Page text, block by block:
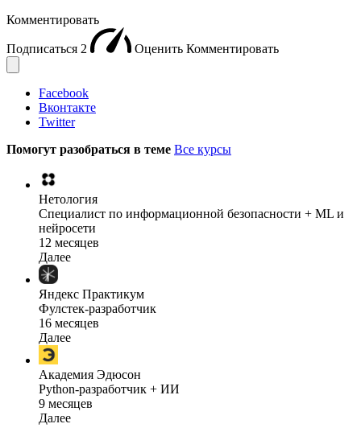
Комментировать
Подписаться 2 Оценить Комментировать
Facebook
Вконтакте
Twitter
Помогут разобраться в теме Все курсы
Нетология
Специалист по информационной безопасности + ML и
нейросети
12 месяцев
Далее
Яндекс Практикум
Фулстек-разработчик
16 месяцев
Далее
Академия Эдюсон
Python-разработчик + ИИ
9 месяцев
Далее